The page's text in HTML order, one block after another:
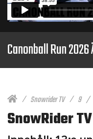
Canonball Run
Snowrider TV 9
SnowRider